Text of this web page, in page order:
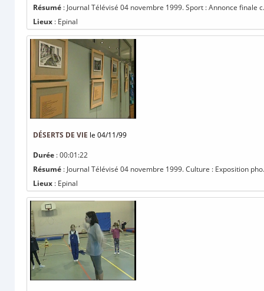
Résumé : Journal Télévisé 04 novembre 1999. Sport : Annonce finale
Lieux : Epinal
DÉSERTS DE VIE le 04/11/99
Durée : 00:01:22
Résumé : Journal Télévisé 04 novembre 1999. Culture : Exposition
Lieux : Epinal